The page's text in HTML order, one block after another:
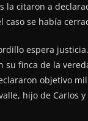
citaron a
se había
espera
su finca de la
objetivo
hijo de Carlos